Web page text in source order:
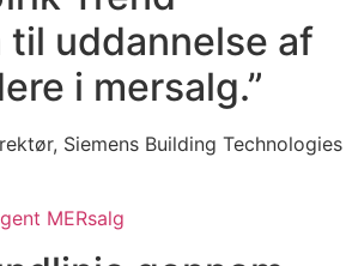
til uddannelse af
i mersalg.”
Siemens Building Technologies
MERsalg